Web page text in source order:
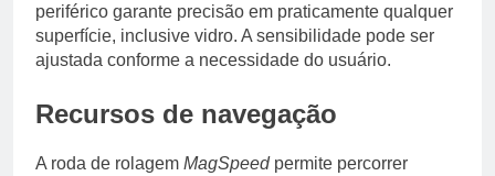
periférico garante precisão em praticamente qualquer
superfície, inclusive vidro. A sensibilidade pode ser
ajustada conforme a necessidade do usuário.
Recursos de navegação
A roda de rolagem MagSpeedpermite percorrer